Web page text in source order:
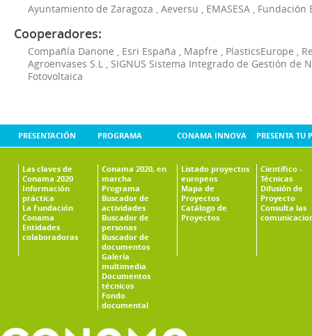
Ayuntamiento de Zaragoza Aeversu EMASESA Fundación
Cooperadores:
Compañía Danone Esri España Mapfre PlasticsEurope
Agroenvases S.L
SIGNUS Sistema Integrado de Gestión de
Fotovoltaica
PRESENTACIÓN
Las claves de
Conama 2020
Información
práctica
La Fundación
Conama
Entidades
colaboradoras
PROGRAMA
Conama 2020, en
marcha
Programa
Buscador de
actividades
Buscador de
personas
Buscador de
documentos
Galería
multimedia
Documentos
técnicos
Fondo
documental
CONAMA INNOVA
Listado proyectos
europeos
Mapa de
Proyectos
Catálogo de
Proyectos
PRESENTA TU
Científico -
Técnicas
Difusión de
Proyecto
Consulta las